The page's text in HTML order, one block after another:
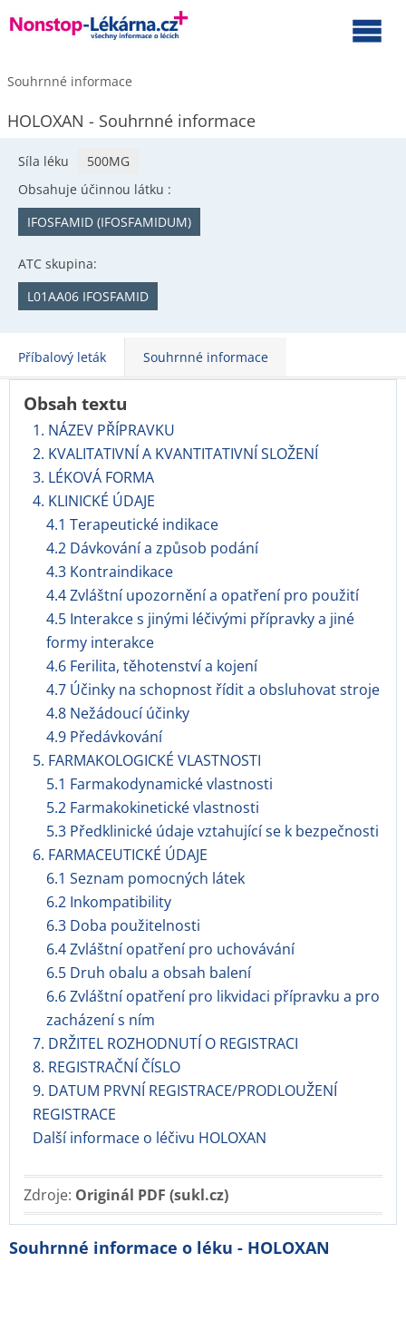
Souhrnné informace
HOLOXAN - Souhrnné informace
Síla léku
500MG
Obsahuje účinnou látku :
IFOSFAMID (IFOSFAMIDUM)
ATC skupina:
L01AA06 IFOSFAMID
Příbalový leták Souhrnné informace
Obsah textu
1. NÁZEV PŘÍPRAVKU
2. KVALITATIVNÍ A KVANTITATIVNÍ SLOŽENÍ
3. LÉKOVÁ FORMA
4. KLINICKÉ ÚDAJE
4.1 Terapeutické indikace
4.2 Dávkování a způsob podání
4.3 Kontraindikace
4.4 Zvláštní upozornění a opatření pro použití
4.5 Interakce s jinými léčivými přípravky a jiné
formy interakce
4.6 Ferilita, těhotenství a kojení
4.7 Účinky na schopnost řídit a obsluhovat stroje
4.8 Nežádoucí účinky
4.9 Předávkování
5. FARMAKOLOGICKÉ VLASTNOSTI
5.1 Farmakodynamické vlastnosti
5.2 Farmakokinetické vlastnosti
5.3 Předklinické údaje vztahující se k bezpečnosti
6. FARMACEUTICKÉ ÚDAJE
6.1 Seznam pomocných látek
6.2 Inkompatibility
6.3 Doba použitelnosti
6.4 Zvláštní opatření pro uchovávání
6.5 Druh obalu a obsah balení
6.6 Zvláštní opatření pro likvidaci přípravku a pro
zacházení s ním
7. DRŽITEL ROZHODNUTÍ O REGISTRACI
8. REGISTRAČNÍ ČÍSLO
9. DATUM PRVNÍ REGISTRACE/PRODLOUŽENÍ
REGISTRACE
Další informace o léčivu HOLOXAN
Zdroje: Originál PDF (sukl.cz)
Souhrnné informace o léku - HOLOXAN